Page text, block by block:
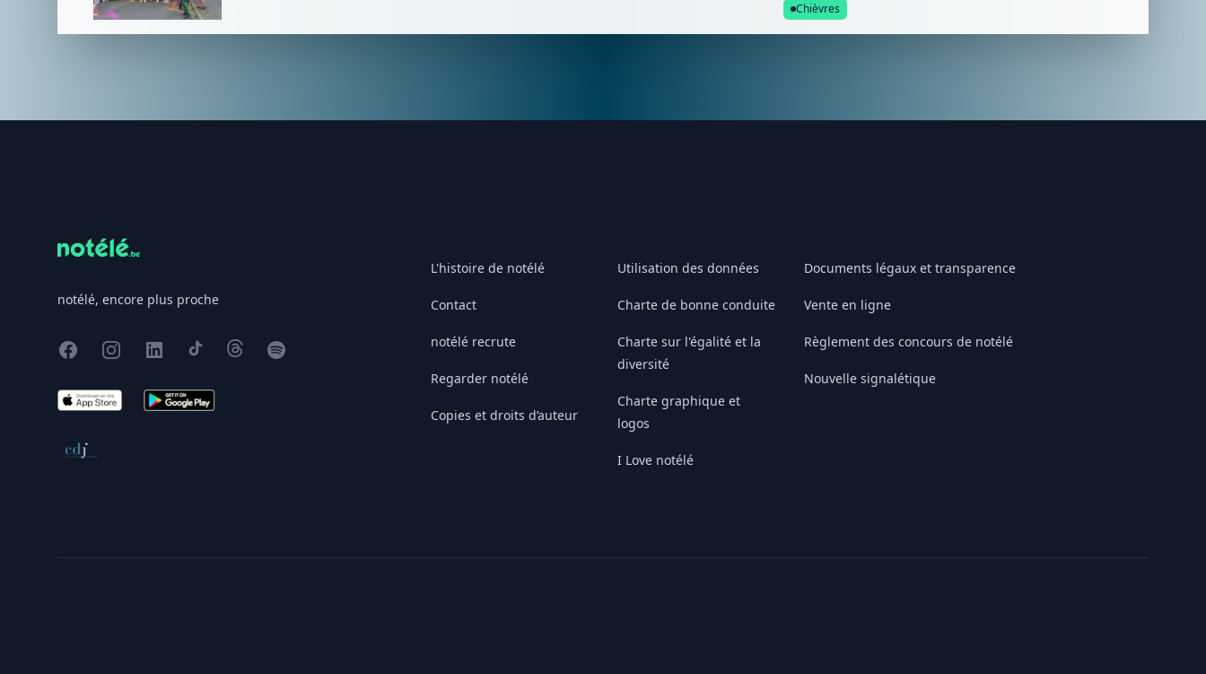
Chièvres
notélé, encore plus proche
FacebookInstagram
X TikTokThreadsSpotify
App Store Google Play
Conseil de déontologie journalistique
L'histoire de notélé
Contact
notélé recrute
Regarder notélé
Copies et droits d’auteur
Utilisation des données
Charte de bonne conduite
Charte sur l'égalité et la
diversité
Charte graphique et
logos
I Love notélé
Documents légaux et transparence
Vente en ligne
Règlement des concours de notélé
Nouvelle signalétique